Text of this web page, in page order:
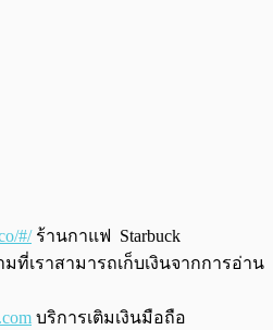
#/ร้านกาแฟ Starbuck
ที่เราสามารถเก็บเงินจากการอ่าน
บริการเติมเงินมือถือ